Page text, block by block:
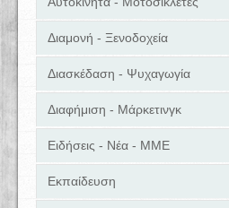
Διαμονή - Ξενοδοχεία
Διασκέδαση - Ψυχαγωγία
Διαφήμιση - Μάρκετινγκ
Ειδήσεις - Νέα - ΜΜΕ
Εκπαίδευση